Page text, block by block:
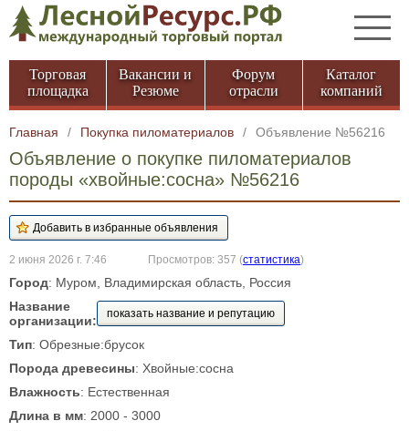
Торговая
площадка
Вакансии и
Резюме
Форум
отрасли
Каталог
компаний
Главная / Покупка пиломатериалов / Объявление №56216
Объявление о покупке пиломатериалов
породы «хвойные:сосна» №56216
2 июня 2026 г. 7:46 Просмотров: 357 (статистика)
Город: Муром, Владимирская область, Россия
Название
организации:
показать название и репутацию
Тип: Обрезные:брусок
Порода древесины: Хвойные:сосна
Влажность: Естественная
Длина в мм: 2000 - 3000